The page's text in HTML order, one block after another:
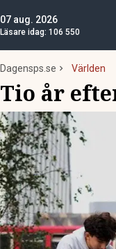
07 aug. 2026
Läsare idag: 106 550
Dagensps.se Världen
Tio år